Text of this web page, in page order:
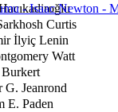
Curtis
İlyiç Lenin
Watt
G. Jeanrond
E. Paden